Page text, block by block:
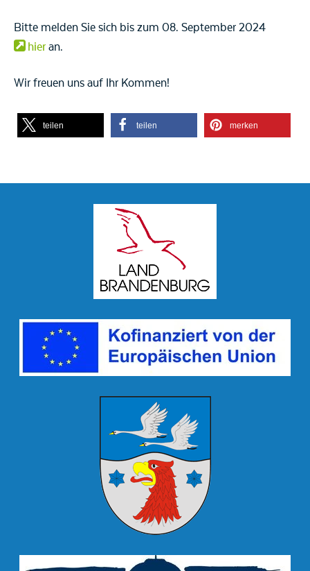
Bitte melden Sie sich bis zum 08. September 2024
hieran.
Wir freuen uns auf Ihr Kommen!
teilen teilen merken